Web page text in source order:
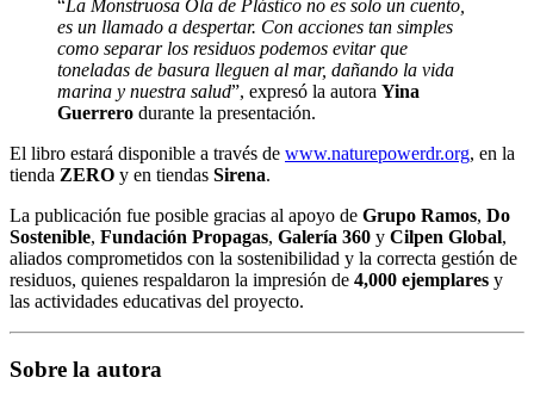
“La Monstruosa Ola de Plástico no es solo un cuento,
es un llamado a despertar. Con acciones tan simples
como separar los residuos podemos evitar que
toneladas de basura lleguen al mar, dañando la vida
marina y nuestra salud”, expresó la autora Yina
Guerrero durante la presentación.
El libro estará disponible a través de www.naturepowerdr.org, en la
tienda ZERO y en tiendas Sirena.
La publicación fue posible gracias al apoyo de Grupo Ramos, Do
Sostenible, Fundación Propagas, Galería 360 y Cilpen Global,
aliados comprometidos con la sostenibilidad y la correcta gestión de
residuos, quienes respaldaron la impresión de 4,000 ejemplares y
las actividades educativas del proyecto.
Sobre la autora